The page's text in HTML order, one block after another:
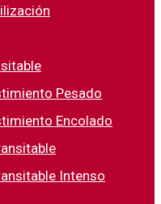
Pesado
Encolado
Intenso